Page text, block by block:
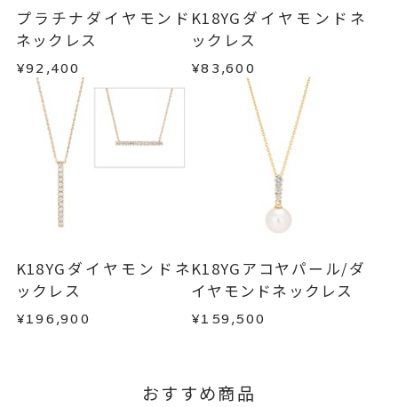
刻印
-
・在庫のご用意ができる場合： 約1週間～1ヶ月以
内を目安に発送いたします。
・受注生産となる場合： 商品ページに記載のある
目安日数を頂戴し、一から製作いたします。
※お急ぎの方はご注文前にお問い合わせくださ
い。事前に現在の納期状況を確認いたします。
お届け予定日はご注文から2営業日以内にメールに
てご案内いたします。
詳しくはこちら
・受注生産の商品
・お客さまのお手元で傷や汚れが発生した商品
・到着後ご連絡無く7日以上経過した商品
・刻印をお入れした商品
・販売期間が限定されている商品
・過度な交換・返品を繰り返している場合
商品の品質には万全を期しておりますが、万が一
不良品の場合、またはご注文のお品と異なる場合
は、早急に商品を交換させていただきます。
お手数ですが商品到着後7日間以内に、お電話また
はお問い合わせフォームよりご連絡ください。
この場合の返送料は弊社にて負担いたしますの
で、着払いにてご返送ください。
詳細はこちら
プラチナダイヤモンド
ネックレス
¥92,400
K18YGダイヤモンドネ
ックレス
¥83,600
K18YGダイヤモンドネ
ックレス
¥196,900
K18YGアコヤパール/ダ
イヤモンドネックレス
¥159,500
おすすめ商品